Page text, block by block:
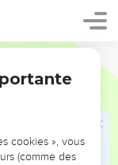
des statues
collines et
avait
;
cookies », vous
(comme des